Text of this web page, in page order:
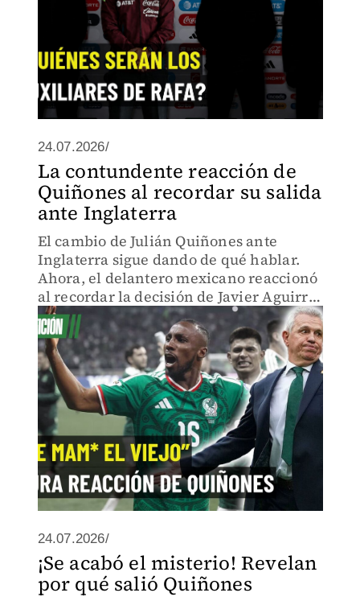
24.07.2026/
La contundente reacción de
Quiñones al recordar su salida
ante Inglaterra
El cambio de Julián Quiñones ante
Inglaterra sigue dando de qué hablar.
Ahora, el delantero mexicano reaccionó
al recordar la decisión de Javier Aguirre
en los Octavos de Final del Mundial
2026.
24.07.2026/
¡Se acabó el misterio! Revelan
por qué salió Quiñones